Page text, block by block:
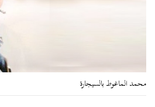
محمد الماغوط بالسيجارة